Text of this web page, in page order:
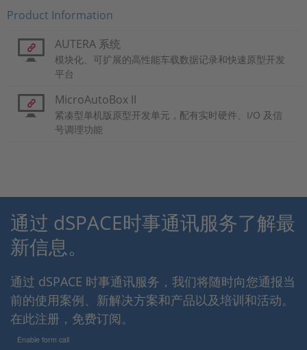
Product Information
AUTERA 系统
模块化、可扩展的高性能车载数据记录和快速原型开发
平台
MicroAutoBox II
紧凑型单机版原型开发单元，配有实时硬件、I/O 及信
号调理功能
通过 dSPACE时事通讯服务了解最
新信息。
通过 dSPACE 时事通讯服务，我们将随时向您通报当
前的使用案例、新解决方案和产品以及培训和活动。
在此注册，免费订阅。
Enable form call